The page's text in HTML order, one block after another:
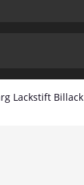
Lackstift Billack